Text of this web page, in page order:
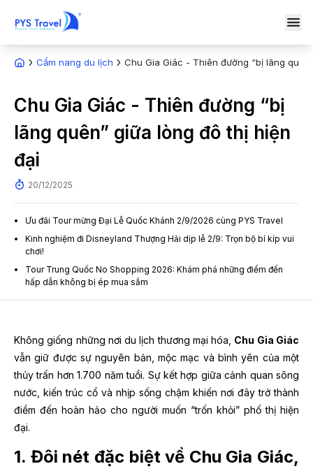
Cẩm nang du lịch Chu Gia Giác - Thiên đường “bị lãng
Chu Gia Giác - Thiên đường “bị
lãng quên” giữa lòng đô thị hiện
đại
20/12/2025
Ưu đãi Tour mừng Đại Lễ Quốc Khánh 2/9/2026 cùng PYS Travel
Kinh nghiệm đi Disneyland Thượng Hải dịp lễ 2/9: Trọn bộ bí kíp vui
chơi!
Tour Trung Quốc No Shopping 2026: Khám phá những điểm đến
hấp dẫn không bị ép mua sắm
Không giống những nơi du lịch thương mại hóa, Chu Gia Giác
vẫn giữ được sự nguyên bản, mộc mạc và bình yên của một
thủy trấn hơn 1.700 năm tuổi. Sự kết hợp giữa cảnh quan sông
nước, kiến trúc cổ và nhịp sống chậm khiến nơi đây trở thành
điểm đến hoàn hảo cho người muốn “trốn khỏi” phố thị hiện
đại.
1. Đôi nét đặc biệt về Chu Gia Giác,